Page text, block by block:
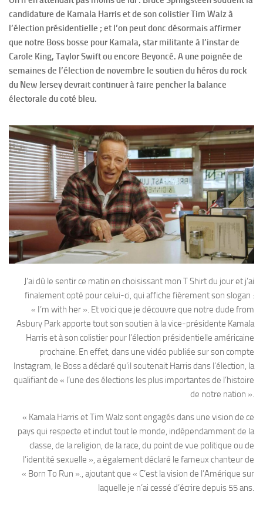
candidature de Kamala Harris et de son colistier Tim Walz à
l’élection présidentielle ; et l’on peut donc désormais affirmer
que notre Boss bosse pour Kamala, star militante à l’instar de
Carole King, Taylor Swift ou encore Beyoncé. A une poignée de
semaines de l’élection de novembre le soutien du héros du rock
du New Jersey devrait continuer à faire pencher la balance
électorale du coté bleu.
J’ai dû le sentir ce matin en choisissant mon T Shirt du jour et j’ai
finalement opté pour celui-ci, qui affiche fièrement son slogan :
« I’m with her ». Et voici que je découvre que notre dude from
Asbury Park apporte tout son soutien à la vice-présidente Kamala
Harris et à son colistier pour l’élection présidentielle américaine
prochaine. En effet, dans une vidéo publiée sur son compte
Instagram, le Boss a déclaré qu’il soutenait Harris dans l’élection, la
qualifiant de « l’une des élections les plus importantes de l’histoire
de notre nation ».
« Kamala Harris et Tim Walz sont engagés dans une vision de ce
pays qui respecte et inclut tout le monde, indépendamment de la
classe, de la religion, de la race, du point de vue politique ou de
l’identité sexuelle », a également déclaré le fameux chanteur de
« Born To Run »., ajoutant que « C’est la vision de l’Amérique sur
laquelle je n’ai cessé d’écrire depuis 55 ans.